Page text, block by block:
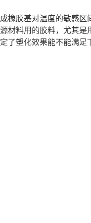
橡胶基对温度的敏感区
材料用的胶料，尤其是
了塑化效果能不能满足